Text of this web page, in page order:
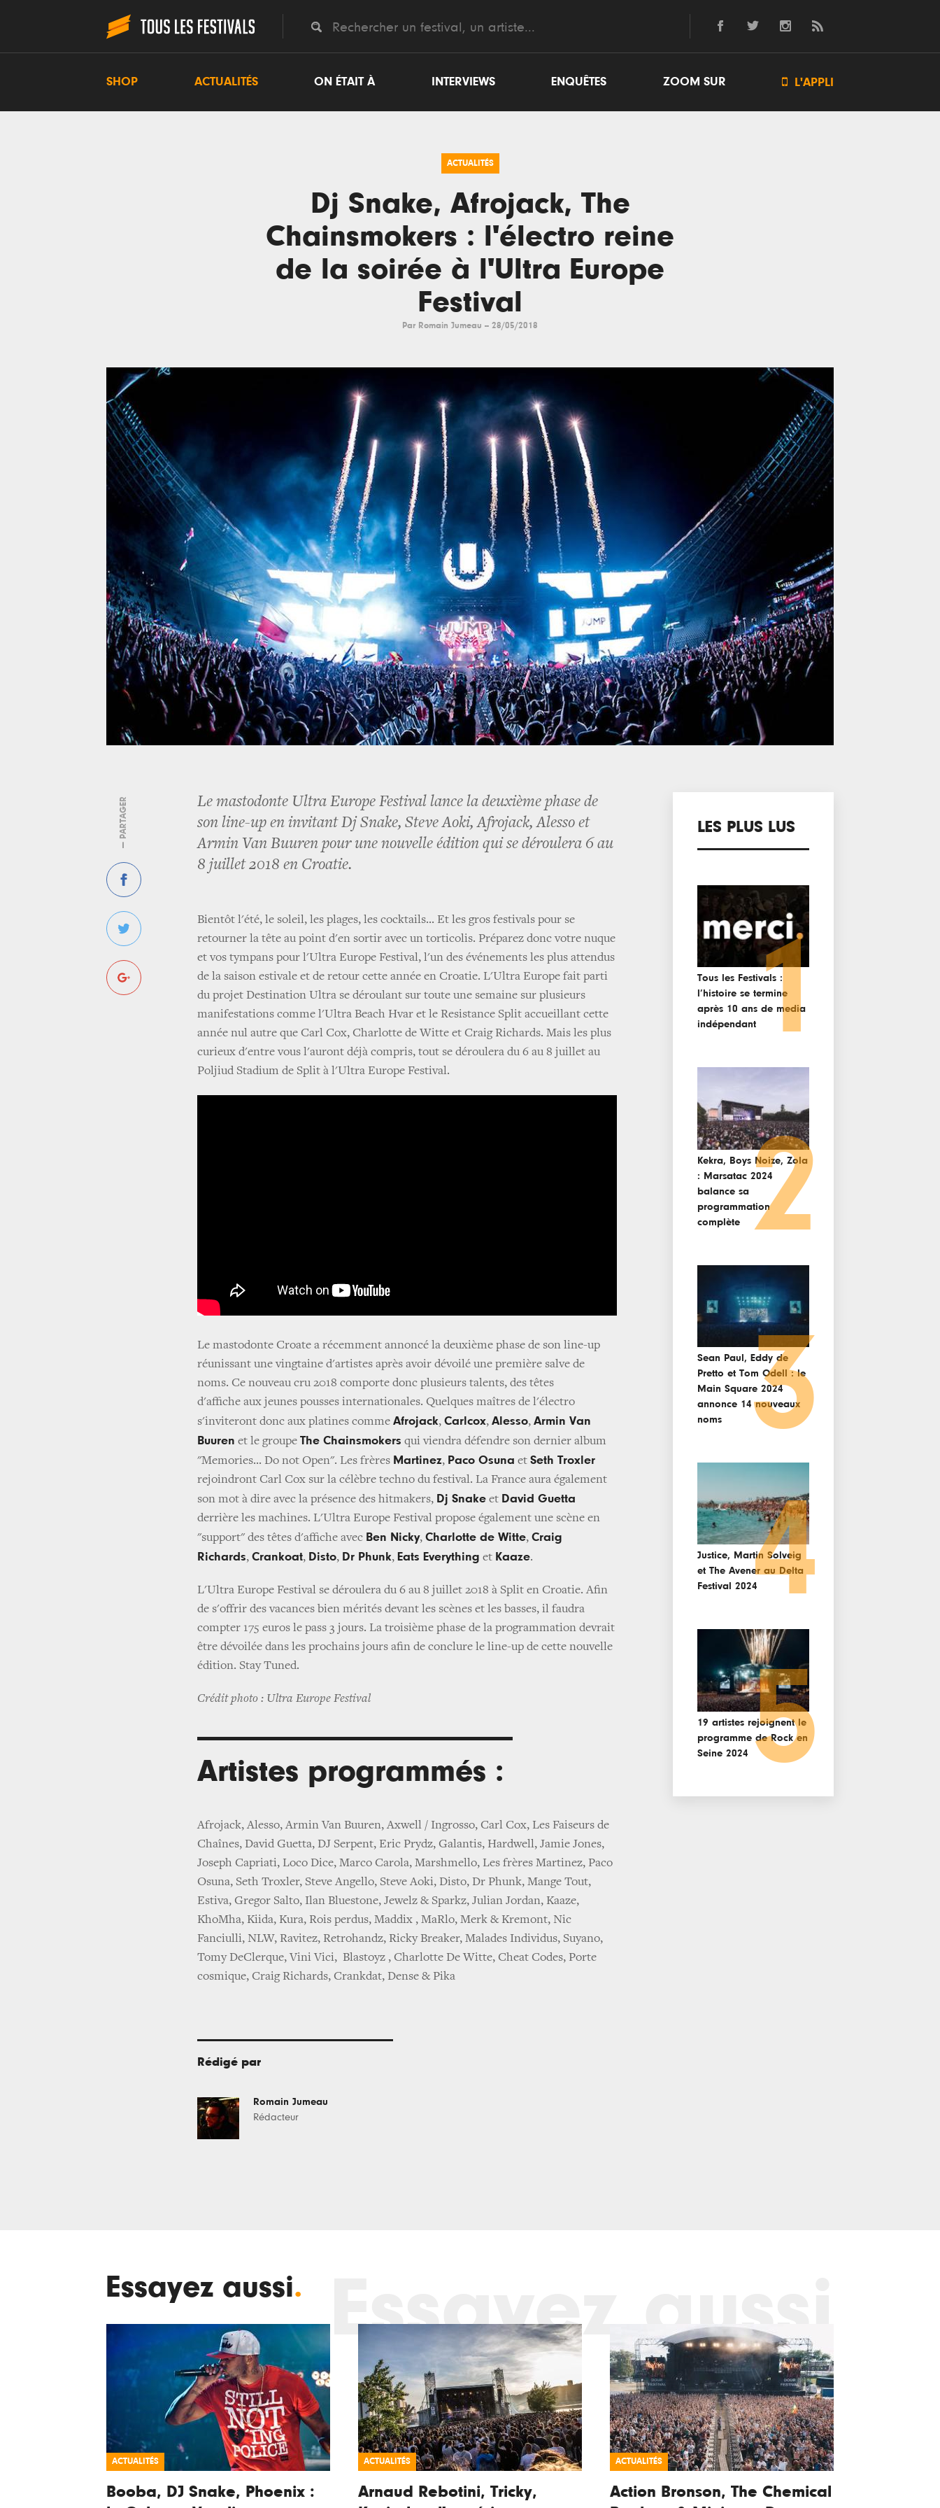
SHOP ACTUALITÉS ON ÉTAIT À INTERVIEWS ENQUÊTES ZOOM SUR  L'APPLI
ACTUALITÉS
Dj Snake, Afrojack, The
Chainsmokers : l'électro reine
de la soirée à l'Ultra Europe
Festival
Par Romain Jumeau -- 28/05/2018
— PARTAGER
Le mastodonte Ultra Europe Festival lance la deuxième phase de
son line-up en invitant Dj Snake, Steve Aoki, Afrojack, Alesso et
Armin Van Buuren pour une nouvelle édition qui se déroulera 6 au
8 juillet 2018 en Croatie.
Bientôt l'été, le soleil, les plages, les cocktails... Et les gros festivals pour se
retourner la tête au point d'en sortir avec un torticolis. Préparez donc votre nuque
et vos tympans pour l'Ultra Europe Festival, l'un des événements les plus attendus
de la saison estivale et de retour cette année en Croatie. L'Ultra Europe fait parti
du projet Destination Ultra se déroulant sur toute une semaine sur plusieurs
manifestations comme l'Ultra Beach Hvar et le Resistance Split accueillant cette
année nul autre que Carl Cox, Charlotte de Witte et Craig Richards. Mais les plus
curieux d'entre vous l'auront déjà compris, tout se déroulera du 6 au 8 juillet au
Poljiud Stadium de Split à l'Ultra Europe Festival.
Le mastodonte Croate a récemment annoncé la deuxième phase de son line-up
réunissant une vingtaine d'artistes après avoir dévoilé une première salve de
noms. Ce nouveau cru 2018 comporte donc plusieurs talents, des têtes
d'affiche aux jeunes pousses internationales. Quelques maîtres de l'électro
s'inviteront donc aux platines comme Afrojack, Carlcox, Alesso, Armin Van
Buuren et le groupe The Chainsmokers qui viendra défendre son dernier album
"Memories... Do not Open". Les frères Martinez, Paco Osuna et Seth Troxler
rejoindront Carl Cox sur la célèbre techno du festival. La France aura également
son mot à dire avec la présence des hitmakers, Dj Snake et David Guetta
derrière les machines. L'Ultra Europe Festival propose également une scène en
"support" des têtes d'affiche avec Ben Nicky, Charlotte de Witte, Craig
Richards, Crankoat, Disto, Dr Phunk, Eats Everything et Kaaze.
L'Ultra Europe Festival se déroulera du 6 au 8 juillet 2018 à Split en Croatie. Afin
de s'offrir des vacances bien mérités devant les scènes et les basses, il faudra
compter 175 euros le pass 3 jours. La troisième phase de la programmation devrait
être dévoilée dans les prochains jours afin de conclure le line-up de cette nouvelle
édition. Stay Tuned.
Crédit photo : Ultra Europe Festival
Artistes programmés :
Afrojack, Alesso, Armin Van Buuren, Axwell / Ingrosso, Carl Cox, Les Faiseurs de
Chaînes, David Guetta, DJ Serpent, Eric Prydz, Galantis, Hardwell, Jamie Jones,
Joseph Capriati, Loco Dice, Marco Carola, Marshmello, Les frères Martinez, Paco
Osuna, Seth Troxler, Steve Angello, Steve Aoki, Disto, Dr Phunk, Mange Tout,
Estiva, Gregor Salto, Ilan Bluestone, Jewelz & Sparkz, Julian Jordan, Kaaze,
KhoMha, Kiida, Kura, Rois perdus, Maddix , MaRlo, Merk & Kremont, Nic
Fanciulli, NLW, Ravitez, Retrohandz, Ricky Breaker, Malades Individus, Suyano,
Tomy DeClerque, Vini Vici, Blastoyz , Charlotte De Witte, Cheat Codes, Porte
cosmique, Craig Richards, Crankdat, Dense & Pika
Rédigé par
Romain Jumeau
Rédacteur
LES PLUS LUS
Tous les Festivals :
l’histoire se termine
après 10 ans de media
indépendant1
Kekra, Boys Noize, Zola
: Marsatac 2024
balance sa
programmation
complète
2
Sean Paul, Eddy de
Pretto et Tom Odell : le
Main Square 2024
annonce 14 nouveaux
noms
3
Justice, Martin Solveig
et The Avener au Delta
Festival 20244
19 artistes rejoignent le
programme de Rock en
Seine 2024 5
Essayez aussi. Essayez aussi
ACTUALITÉS
Booba, DJ Snake, Phoenix :
ACTUALITÉS
Arnaud Rebotini, Tricky,
ACTUALITÉS
Action Bronson, The Chemical